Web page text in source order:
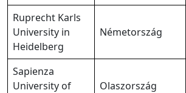
Ruprecht Karls
University in
Heidelberg
Németország
Sapienza
University of
Olaszország